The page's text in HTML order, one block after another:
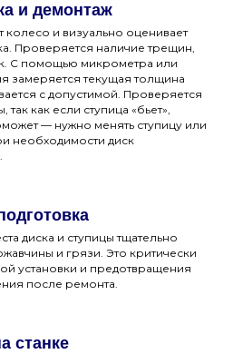
и демонтаж
колесо и визуально оценивает
Проверяется наличие трещин,
С помощью микрометра или
замеряется текущая толщина
с допустимой. Проверяется
так как если ступица «бьет»,
— нужно менять ступицу или
необходимости диск
диска и ступицы тщательно
и грязи. Это критически
установки и предотвращения
после ремонта.
станке